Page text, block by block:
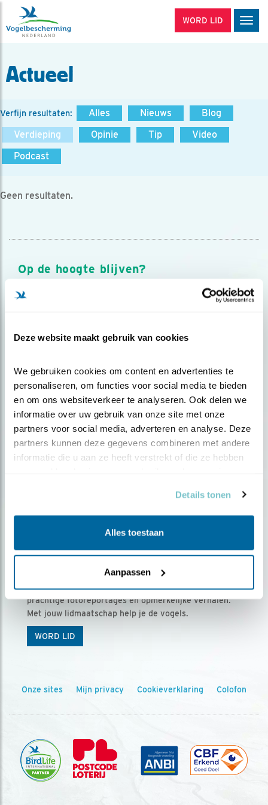
Deze website maakt gebruik van cookies
We gebruiken cookies om content en advertenties te
personaliseren, om functies voor social media te bieden
en om ons websiteverkeer te analyseren. Ook delen we
informatie over uw gebruik van onze site met onze
partners voor social media, adverteren en analyse. Deze
partners kunnen deze gegevens combineren met andere
informatie die u aan ze heeft verstrekt of die ze hebben
Details tonen
Alles toestaan
Aanpassen
WORD LID
Actueel
Verfijn resultaten: Alles Nieuws
Blog
Verdieping
Opinie Tip
Video
Podcast
Geen resultaten.
Op de hoogte blijven?
Meld je aan en ontvang nieuws, inspiratie, acties en tips
over vogels en activiteiten van Vogelbescherming.
Ontvang 5 x Vogels voor € 36,00 per jaar
Vogels is het tijdschrift voor onze leden, met
prachtige fotoreportages en opmerkelijke verhalen.
Met jouw lidmaatschap help je de vogels.
WORD LID
Onze sites Mijn privacy Cookieverklaring Colofon